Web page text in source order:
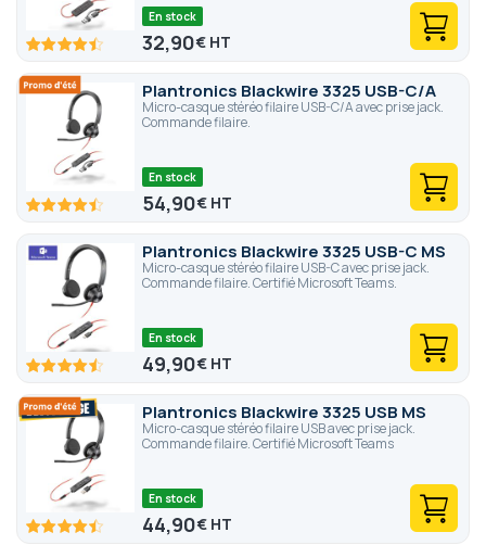
89 100
En stock
32,90€
Plantronics Blackwire 3325 USB-C/A
Micro-casque stéréo filaire USB-C/A avec prise jack.
Commande filaire.
89 100
En stock
54,90€
Plantronics Blackwire 3325 USB-C MS
Micro-casque stéréo filaire USB-C avec prise jack.
Commande filaire. Certifié Microsoft Teams.
89.6100
En stock
49,90€
Plantronics Blackwire 3325 USB MS
Micro-casque stéréo filaire USB avec prise jack.
Commande filaire. Certifié Microsoft Teams
89 100
En stock
44,90€